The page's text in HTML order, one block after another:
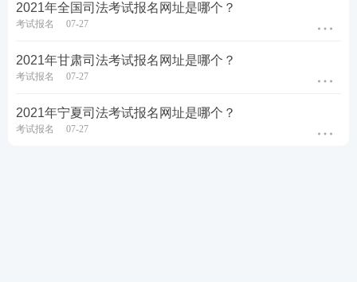
2021年全国司法考试报名网址是哪个？
考试报名 07-27
2021年甘肃司法考试报名网址是哪个？
考试报名 07-27
2021年宁夏司法考试报名网址是哪个？
考试报名 07-27